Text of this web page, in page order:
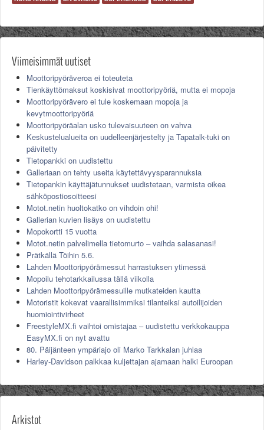
Viimeisimmät uutiset
Moottoripyöräveroa ei toteuteta
Tienkäyttömaksut koskisivat moottoripyöriä, mutta ei mopoja
Moottoripyörävero ei tule koskemaan mopoja ja
kevytmoottoripyöriä
Moottoripyöräalan usko tulevaisuuteen on vahva
Keskustelualueita on uudelleenjärjestelty ja Tapatalk-tuki on
päivitetty
Tietopankki on uudistettu
Galleriaan on tehty useita käytettävyysparannuksia
Tietopankin käyttäjätunnukset uudistetaan, varmista oikea
sähköpostiosoitteesi
Motot.netin huoltokatko on vihdoin ohi!
Gallerian kuvien lisäys on uudistettu
Mopokortti 15 vuotta
Motot.netin palvelimella tietomurto – vaihda salasanasi!
Prätkällä Töihin 5.6.
Lahden Moottoripyörämessut harrastuksen ytimessä
Mopoilu tehotarkkailussa tällä viikolla
Lahden Moottoripyörämessuille mutkateiden kautta
Motoristit kokevat vaarallisimmiksi tilanteiksi autoilijoiden
huomiointivirheet
FreestyleMX.fi vaihtoi omistajaa – uudistettu verkkokauppa
EasyMX.fi on nyt avattu
80. Päijänteen ympäriajo oli Marko Tarkkalan juhlaa
Harley-Davidson palkkaa kuljettajan ajamaan halki Euroopan
Arkistot